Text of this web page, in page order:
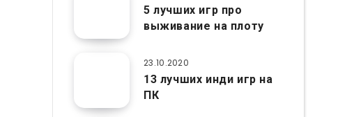
5 лучших игр про
выживание на плоту
23.10.2020
13 лучших инди игр на
ПК